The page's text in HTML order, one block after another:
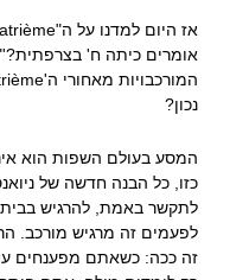
אומרים כיתה ח'
נכון?
המסע בעולם השפות הוא
כזו, כל הבנה חדשה של
לתקשר באמת, להרגיש
לפעמים זה מרגיש מורכב.
זה ככה: כשאתם מפענחים